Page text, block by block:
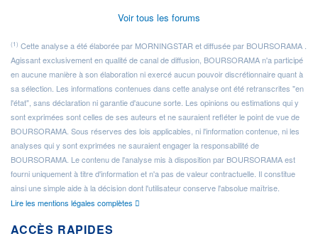
Voir tous les forums
(1) Cette analyse a été élaborée par MORNINGSTAR et diffusée par BOURSORAMA .
Agissant exclusivement en qualité de canal de diffusion, BOURSORAMA n'a participé
en aucune manière à son élaboration ni exercé aucun pouvoir discrétionnaire quant à
sa sélection. Les informations contenues dans cette analyse ont été retranscrites "en
l'état", sans déclaration ni garantie d'aucune sorte. Les opinions ou estimations qui y
sont exprimées sont celles de ses auteurs et ne sauraient refléter le point de vue de
BOURSORAMA. Sous réserves des lois applicables, ni l'information contenue, ni les
analyses qui y sont exprimées ne sauraient engager la responsabilité de
BOURSORAMA. Le contenu de l'analyse mis à disposition par BOURSORAMA est
fourni uniquement à titre d'information et n'a pas de valeur contractuelle. Il constitue
ainsi une simple aide à la décision dont l'utilisateur conserve l'absolue maîtrise.
Lire les mentions légales complètes
ACCÈS RAPIDES